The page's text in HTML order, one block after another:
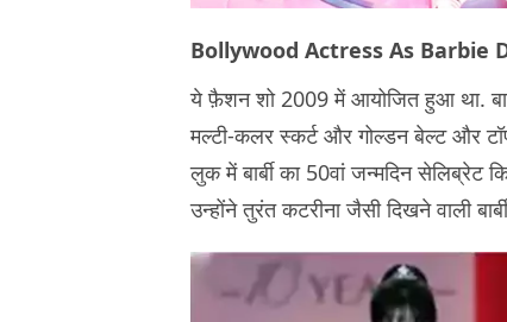
Bollywood Actress As Barbie
ये फ़ैशन शो 2009 में आयोजित हुआ था.
मल्टी-कलर स्कर्ट और गोल्डन बेल्ट और
लुक में बार्बी का 50वां जन्मदिन सेलिब्रेट
उन्होंने तुरंत कटरीना जैसी दिखने वाली